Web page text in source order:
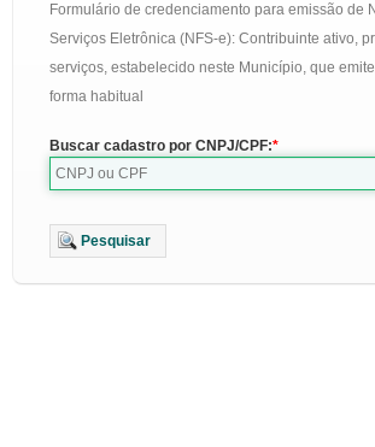
Formulário de credenciamento para emissão de
Serviços Eletrônica (NFS-e): Contribuinte ativo,
serviços, estabelecido neste Município, que
forma habitual
Buscar cadastro por CNPJ/CPF:
Pesquisar